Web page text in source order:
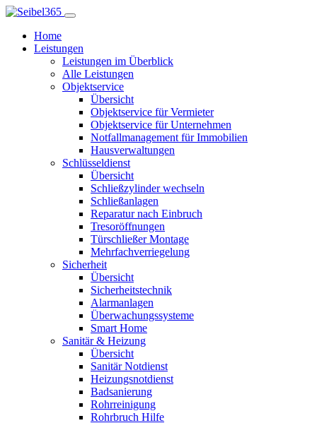
Home
Leistungen
Leistungen im Überblick
Alle Leistungen
Objektservice
Übersicht
Objektservice für Vermieter
Objektservice für Unternehmen
Notfallmanagement für Immobilien
Hausverwaltungen
Schlüsseldienst
Übersicht
Schließzylinder wechseln
Schließanlagen
Reparatur nach Einbruch
Tresoröffnungen
Türschließer Montage
Mehrfachverriegelung
Sicherheit
Übersicht
Sicherheitstechnik
Alarmanlagen
Überwachungssysteme
Smart Home
Sanitär & Heizung
Übersicht
Sanitär Notdienst
Heizungsnotdienst
Badsanierung
Rohrreinigung
Rohrbruch Hilfe